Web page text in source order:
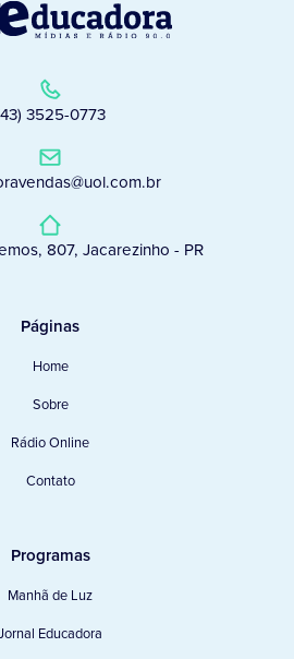
3525-0773
807, Jacarezinho - PR
Páginas
Home
Sobre
Rádio Online
Contato
Programas
Manhã de Luz
Educadora